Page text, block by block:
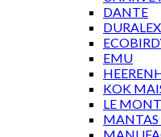
DANTE
DURALEX
EMU
KOK
LE
MANTAS